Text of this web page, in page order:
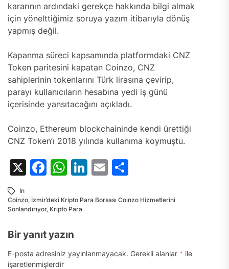
kararının ardındaki gerekçe hakkında bilgi almak
için yönelttiğimiz soruya yazım itibarıyla dönüş
yapmış değil.
Kapanma süreci kapsamında platformdaki CNZ
Token paritesini kapatan Coinzo, CNZ
sahiplerinin tokenlarını Türk lirasına çevirip,
parayı kullanıcıların hesabına yedi iş günü
içerisinde yansıtacağını açıkladı.
Coinzo, Ethereum blockchaininde kendi ürettiği
CNZ Token’ı 2018 yılında kullanıma koymuştu.
X Facebook
WhatsApp
LinkedIn
Email
In
Coinzo, İzmir’deki Kripto Para Borsası Coinzo Hizmetlerini
Sonlandırıyor, Kripto Para
Bir yanıt yazın
E-posta adresiniz yayınlanmayacak. Gerekli alanlar * ile
işaretlenmişlerdir